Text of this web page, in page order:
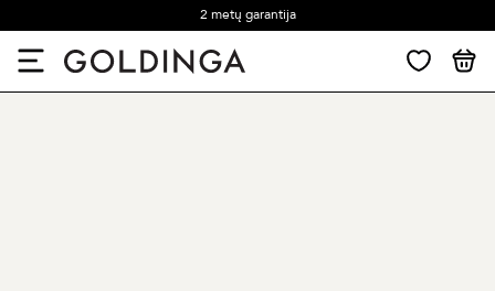
2 metų garantija